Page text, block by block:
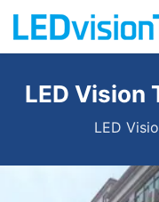
LED Vision
LED